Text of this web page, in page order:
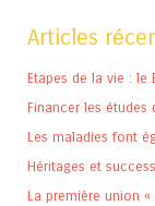
Articles
Etapes de la vie : le
Financer les études
Les maladies font
Héritages et
La première union